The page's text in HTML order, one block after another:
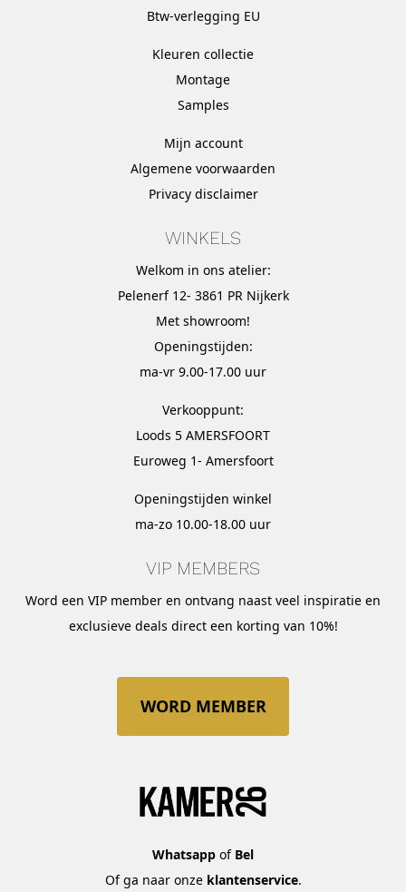
Btw-verlegging EU
Kleuren collectie
Montage
Samples
Mijn account
Algemene voorwaarden
Privacy disclaimer
WINKELS
Welkom in ons atelier:
Pelenerf 12- 3861 PR Nijkerk
Met showroom!
Openingstijden:
ma-vr 9.00-17.00 uur
Verkooppunt:
Loods 5 AMERSFOORT
Euroweg 1- Amersfoort
Openingstijden winkel
ma-zo 10.00-18.00 uur
VIP MEMBERS
Word een VIP member en ontvang naast veel inspiratie en
exclusieve deals direct een korting van 10%!
WORD MEMBER
Whatsapp of Bel
Of ga naar onze klantenservice.